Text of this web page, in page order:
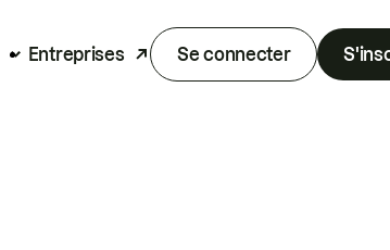
Entreprises Se connecter